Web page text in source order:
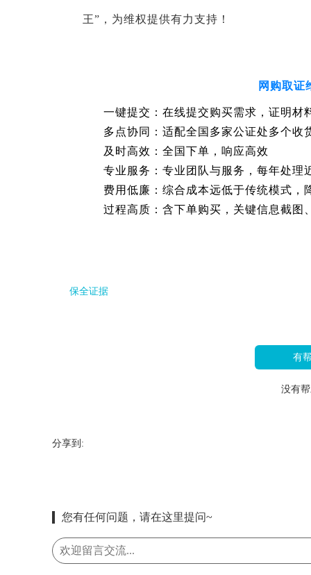
王”，为维权提供有力支持！
网购取证
一键提交：在线提交购买需求，证明材
多点协同：适配全国多家公证处多个收
及时高效：全国下单，响应高效
专业服务：专业团队与服务，每年处理
费用低廉：综合成本远低于传统模式，
过程高质：含下单购买，关键信息截图
保全证据
有
没有
分享到:
您有任何问题，请在这里提问~